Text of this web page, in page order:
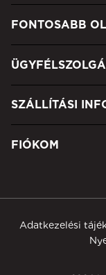
FONTOSABB
SZÁLLÍTÁSI
FIÓKOM
Adatkezelési